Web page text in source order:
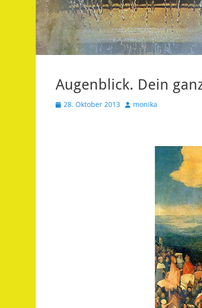
Augenblick. Dein
Veröffentlicht
28. Oktober 2013 Autormonika